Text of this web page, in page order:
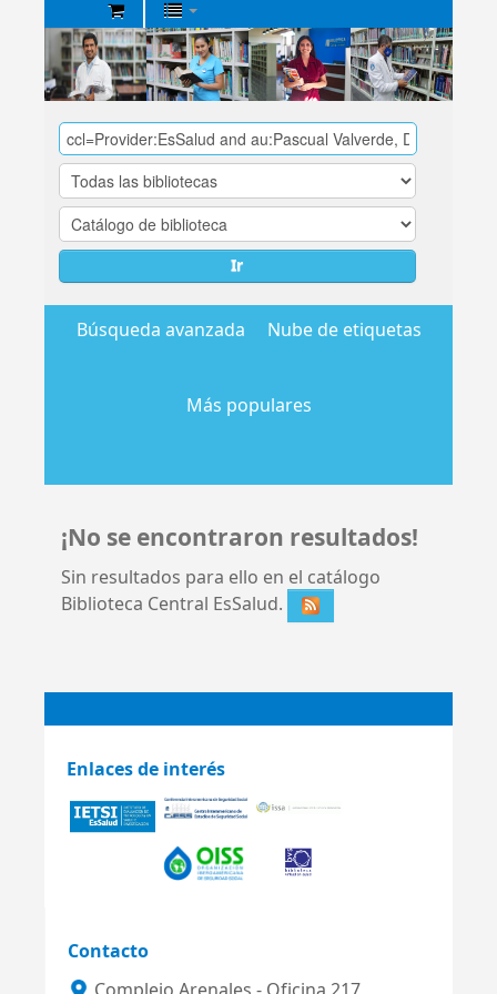
Biblioteca
Central
EsSalud
Ir
Búsqueda avanzada Nube de etiquetas
Más populares
¡No se encontraron resultados!
Sin resultados para ello en el catálogo
Biblioteca Central EsSalud.
Enlaces de interés
Contacto